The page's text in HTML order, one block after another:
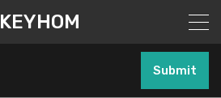
KEYHOM
Submit